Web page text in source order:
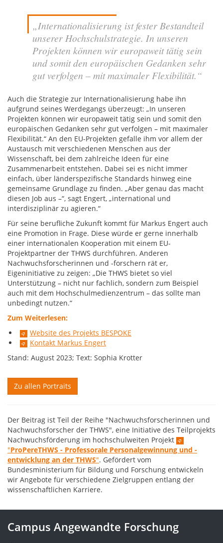
„Internationalisierung ist fester Bestandteil
unserer Hochschulstrategie. In unseren
Projekten können wir europaweit tätig sein
und somit den europäischen Gedanken sehr
gut verfolgen – mit maximaler Flexibilität.“
Auch die Strategie zur Internationalisierung habe ihn
aufgrund seines Werdegangs überzeugt: „In unseren
Projekten können wir europaweit tätig sein und somit den
europäischen Gedanken sehr gut verfolgen – mit maximaler
Flexibilität.“ An den EU-Projekten gefalle ihm vor allem der
Austausch mit verschiedenen Menschen aus der
Wissenschaft, bei dem zahlreiche Ideen für eine
Zusammenarbeit entstehen. Dabei sei es nicht immer
einfach, über länderspezifische Standards hinweg eine
gemeinsame Grundlage zu finden. „Aber genau das macht
diesen Job aus –“, sagt Engert, „international und
interdisziplinär zu agieren.“
Für seine berufliche Zukunft kommt für Markus Engert auch
eine Promotion in Frage. Diese würde er gerne innerhalb
einer internationalen Kooperation mit einem EU-
Projektpartner der THWS durchführen. Anderen
Nachwuchsforscherinnen und -forschern rät er,
Eigeninitiative zu zeigen: „Die THWS bietet so viel
Unterstützung – nicht nur fachlich, sondern zum Beispiel
auch mit dem Hochschulmedienzentrum – das sollte man
unbedingt nutzen.“
Zum Weiterlesen:
Website des Projekts BESPOKE
Kontakt Markus Engert
Stand: August 2023; Text: Sophia Krotter
Zu allen Portraits
Der Beitrag ist Teil der Reihe "Nachwuchsforscherinnen und
Nachwuchsforscher der THWS", eine Initiative des Teilprojekts
Nachwuchsförderung im hochschulweiten Projekt
"ProPereTHWS - Professorale Personalgewinnung und -
entwicklung an der THWS". Gefördert vom
Bundesministerium für Bildung und Forschung entwickeln
wir Angebote für verschiedene Zielgruppen entlang der
wissenschaftlichen Karriere.
Campus Angewandte Forschung